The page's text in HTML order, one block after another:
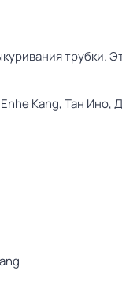
трубки.
Enhe Kang,Тан Ино,